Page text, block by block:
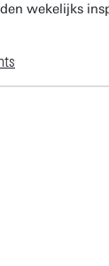
wekelijks